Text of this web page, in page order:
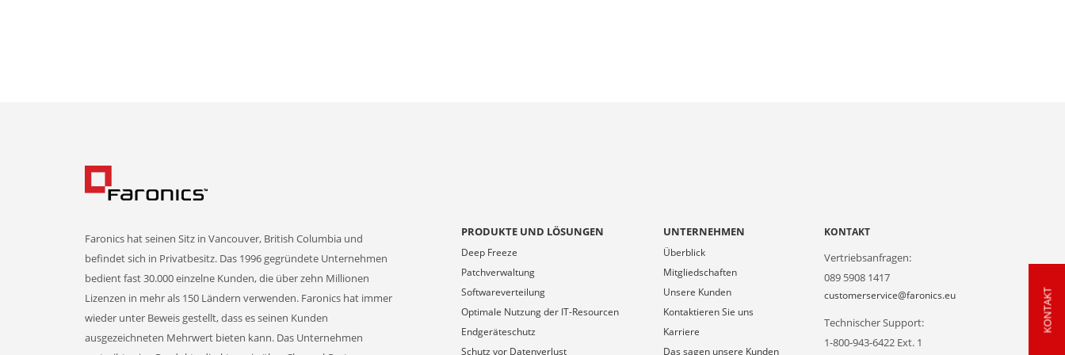
Faronics hat seinen Sitz in Vancouver, British Columbia und
befindet sich in Privatbesitz. Das 1996 gegründete Unternehmen
bedient fast 30.000 einzelne Kunden, die über zehn Millionen
Lizenzen in mehr als 150 Ländern verwenden. Faronics hat immer
wieder unter Beweis gestellt, dass es seinen Kunden
ausgezeichneten Mehrwert bieten kann. Das Unternehmen
PRODUKTE UND LÖSUNGEN
Deep Freeze
Patchverwaltung
Softwareverteilung
Optimale Nutzung der IT-Resourcen
Endgeräteschutz
Schutz vor Datenverlust
UNTERNEHMEN
Überblick
Mitgliedschaften
Unsere Kunden
Kontaktieren Sie uns
Karriere
Das sagen unsere Kunden
KONTAKT
Vertriebsanfragen:
089 5908 1417
customerservice@faronics.eu
Technischer Support:
1-800-943-6422 Ext. 1
KONTAKT